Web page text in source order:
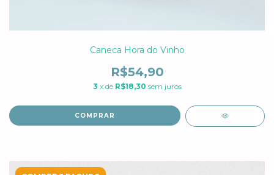
Caneca Hora do Vinho
R$54,90
3 x de R$18,30 sem juros
COMPRAR